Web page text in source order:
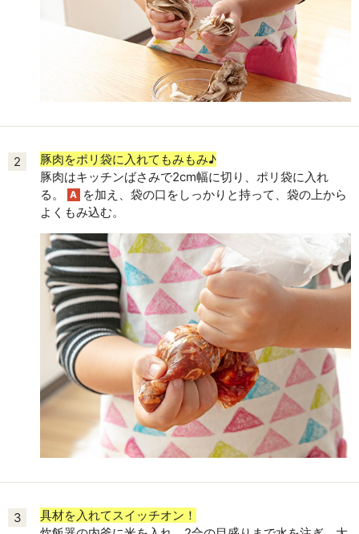
2
豚肉をポリ袋に入れてもみもみ♪
豚肉はキッチンばさみで2cm幅に切り、ポリ袋に入れ
る。
A を加え、袋の口をしっかりと持って、袋の上から
よくもみ込む。
3
具材を入れてスイッチオン！